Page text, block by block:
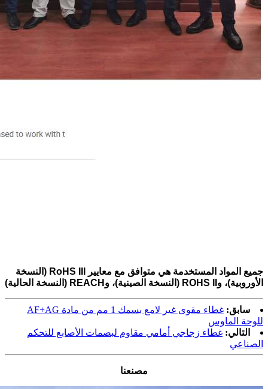
جميع المواد المستخدمة هي
متوافق مع معايير RoHS III (النسخة
الأوروبية)، وROHS II (النسخة الصينية)، وREACH (النسخة الحالية)
سابق:
غطاء مقوى غير لامع بسمك 1 مم من مادة AF+AG
للوحة الماوس
التالي: غطاء زجاجي أمامي مقاوم لبصمات الأصابع للتحكم
الصناعي
مصنعنا